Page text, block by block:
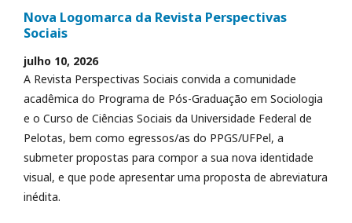
Nova Logomarca da Revista Perspectivas
Sociais
julho 10, 2026
A Revista Perspectivas Sociais convida a comunidade
acadêmica do Programa de Pós-Graduação em Sociologia
e o Curso de Ciências Sociais da Universidade Federal de
Pelotas, bem como egressos/as do PPGS/UFPel, a
submeter propostas para compor a sua nova identidade
visual, e que pode apresentar uma proposta de abreviatura
inédita.